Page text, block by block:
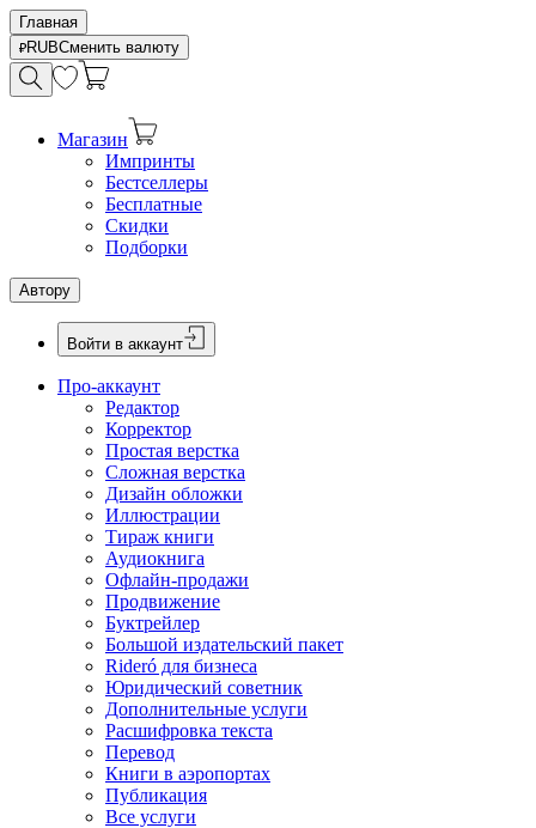
Главная
RUBСменить валюту
Магазин
Импринты
Бестселлеры
Бесплатные
Скидки
Подборки
Автору
Войти в аккаунт
Про-аккаунт
Редактор
Корректор
Простая верстка
Сложная верстка
Дизайн обложки
Иллюстрации
Тираж книги
Аудиокнига
Офлайн-продажи
Продвижение
Буктрейлер
Большой издательский пакет
Rideró для бизнеса
Юридический советник
Дополнительные услуги
Расшифровка текста
Перевод
Книги в аэропортах
Публикация
Все услуги